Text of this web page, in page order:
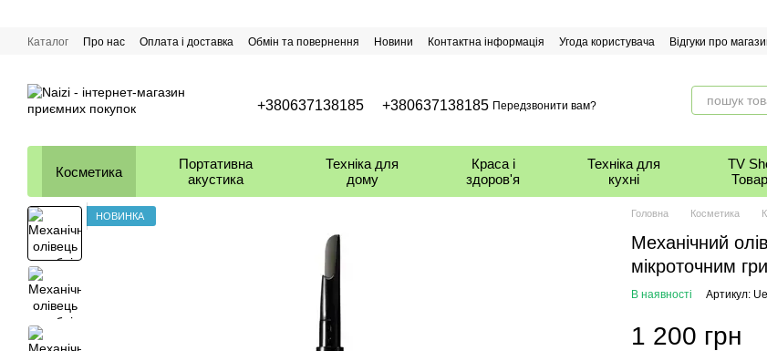
Каталог Про нас Оплата і доставка Обмін та повернення Новини Контактна інформація Угода користувача Відгуки про
+380637138185 +380637138185 Передзвонити вам?
Косметика
Портативна
акустика
Техніка для
дому
Краса і
здоров'я
Техніка для
кухні
TV
НОВИНКА Головна Косметика
Механічний
мікроточним
В наявності Артикул:
1 200 грн